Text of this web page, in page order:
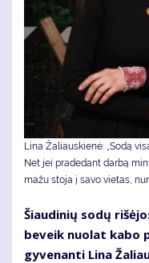
Li­na Ža­liaus­kie­nė: „So­dą
Net jei pra­de­dant dar­bą
ma­žu sto­ja į sa­vo vie­tas,
Šiau­di­nių so­dų
be­veik nuo­lat ka­bo
gy­ve­nan­ti Li­na